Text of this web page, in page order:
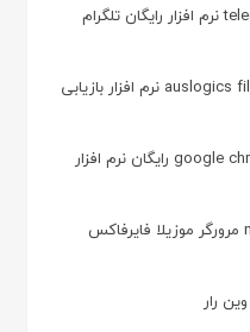
دانلود telegram Desktop 6.5.1 نرم افزار رایگان تلگرام
دانلود auslogics file recovery Pro 12.1.1 نرم افزار بازیابی
دانلود google chrome 145.0.7632.117 رایگان نرم افزار